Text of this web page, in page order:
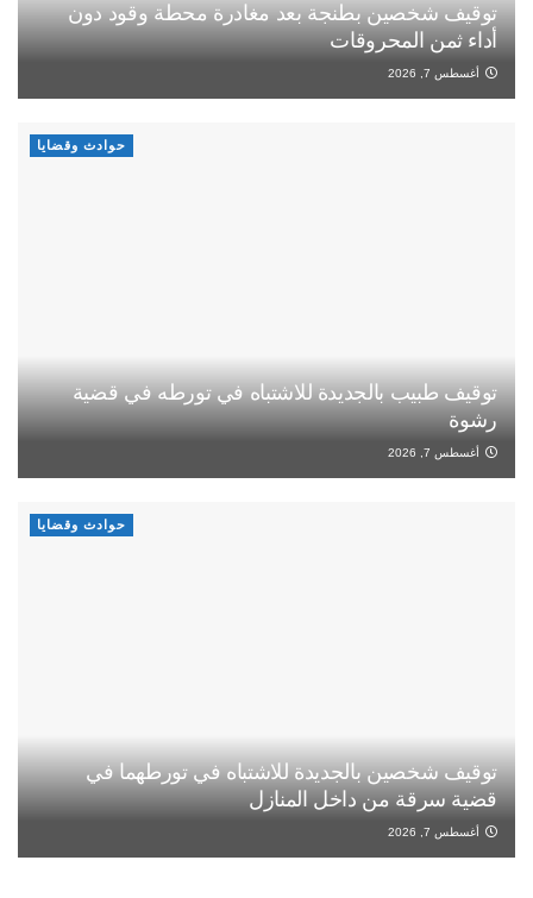
توقيف شخصين بطنجة بعد مغادرة محطة وقود دون
أداء ثمن المحروقات
أغسطس 7, 2026
حوادث وقضايا
توقيف طبيب بالجديدة للاشتباه في تورطه في قضية
رشوة
أغسطس 7, 2026
حوادث وقضايا
توقيف شخصين بالجديدة للاشتباه في تورطهما في
قضية سرقة من داخل المنازل
أغسطس 7, 2026